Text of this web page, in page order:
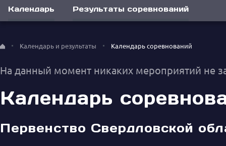
Календарь Результаты соревнований
Календарь и результаты Календарь соревнований
На данный момент никаких мероприятий не
Календарь
Первенство Свердловской